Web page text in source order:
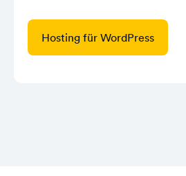
Hosting für WordPress